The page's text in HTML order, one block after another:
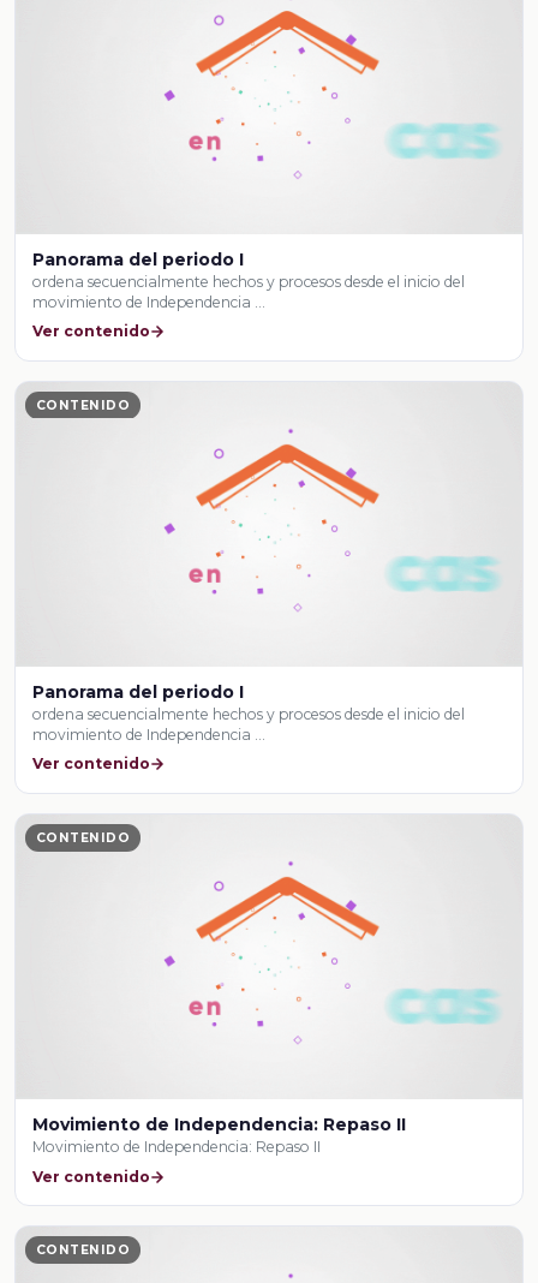
Panorama del periodo I
ordena secuencialmente hechos y procesos desde el inicio del
movimiento de Independencia …
Ver contenido
CONTENIDO
Panorama del periodo I
ordena secuencialmente hechos y procesos desde el inicio del
movimiento de Independencia …
Ver contenido
CONTENIDO
Movimiento de Independencia: Repaso II
Movimiento de Independencia: Repaso II
Ver contenido
CONTENIDO